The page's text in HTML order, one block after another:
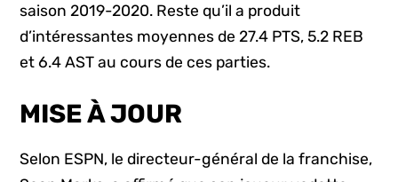
saison 2019-2020. Reste qu’il a produit
d’intéressantes moyennes de 27.4 PTS, 5.2 REB
et 6.4 AST au cours de ces parties.
MISE À JOUR
Selon ESPN, le directeur-général de la franchise,